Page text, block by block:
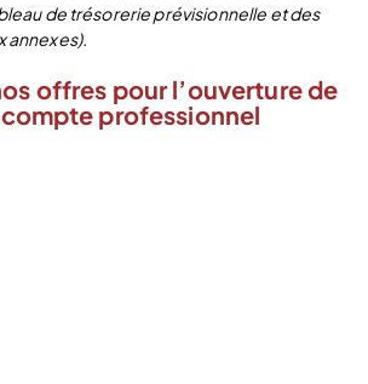
de trésorerie prévisionnelle et des
annexes).
offres pour l’ouverture de
professionnel